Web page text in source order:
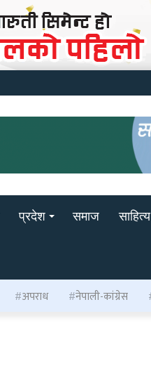
प्रदेश समाज साहित्य
अपराध नेपाली-कांग्रेस